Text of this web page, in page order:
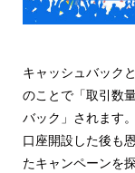
キャッシュバック
のことで「取引数
バック」されます。
口座開設した後も
たキャンペーンを